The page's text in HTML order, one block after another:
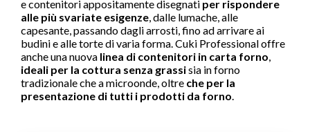
e contenitori appositamente disegnati per rispondere
alle più svariate esigenze, dalle lumache, alle
capesante, passando dagli arrosti, fino ad arrivare ai
budini e alle torte di varia forma. Cuki Professional offre
anche una nuova linea di contenitori in carta forno,
ideali per la cottura senza grassisia in forno
tradizionale che a microonde, oltre che per la
presentazione di tutti i prodotti da forno.